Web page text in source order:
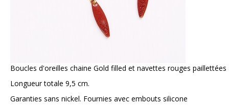
Boucles d'oreilles chaine Gold filled et navettes rouges
Longueur totale 9,5 cm.
Garanties sans nickel. Fournies avec embouts silicone